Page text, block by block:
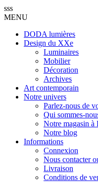
sss
MENU
DODA lumières
Design du XXe
Luminaires
Mobilier
Décoration
Archives
Art contemporain
Notre univers
Parlez-nous de
Qui sommes-
Notre magasin à
Notre blog
Informations
Connexion
Nous contacter
Livraison
Conditions de